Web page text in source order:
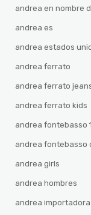
andrea en nombre
andrea es
andrea estados
andrea ferrato
andrea ferrato
andrea ferrato kids
andrea fontebasso
andrea fontebasso
andrea girls
andrea hombres
andrea importadora